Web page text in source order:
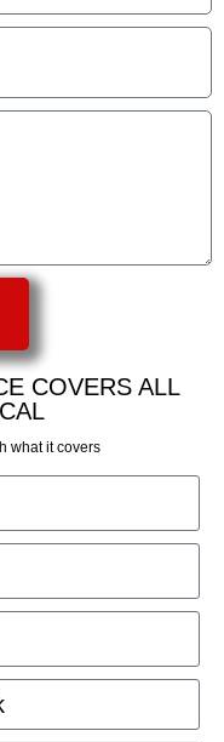
COVERS ALL
what it covers